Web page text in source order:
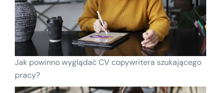
Jak powinno wyglądać CV copywritera szukającego
pracy?